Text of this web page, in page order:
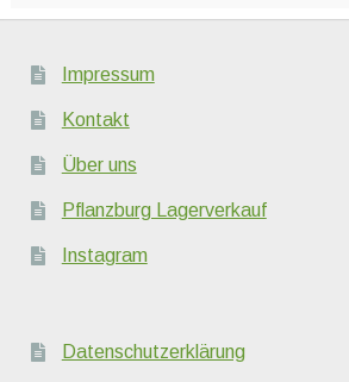
Impressum
Kontakt
Über uns
Pflanzburg Lagerverkauf
Instagram
Datenschutzerklärung